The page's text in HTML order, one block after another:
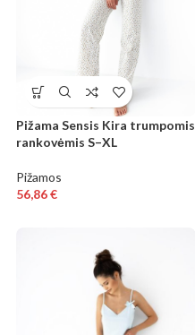
Pižama Sensis Kira trumpomis
rankovėmis S–XL
Pižamos
56,86€